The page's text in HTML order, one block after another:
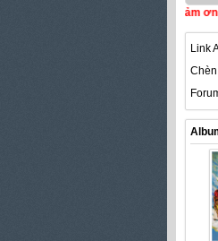
báo cáo lỗi giúp chúng con! Cảm ơn
Link